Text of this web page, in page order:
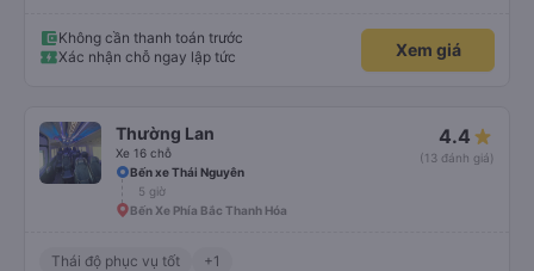
Không cần thanh toán trước
Xác nhận chỗ ngay lập tức
Xem giá
Thường Lan
Xe 16 chỗ
4.4
(13 đánh giá)
Bến xe Thái Nguyên
5 giờ
Bến Xe Phía Bắc Thanh Hóa
Thái độ phục vụ tốt +1